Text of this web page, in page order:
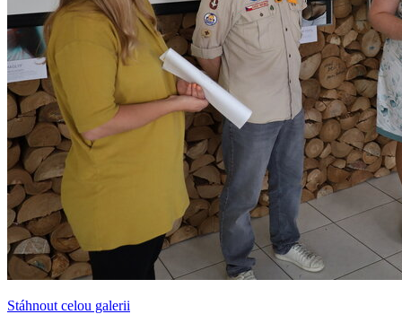
Stáhnout celou galerii